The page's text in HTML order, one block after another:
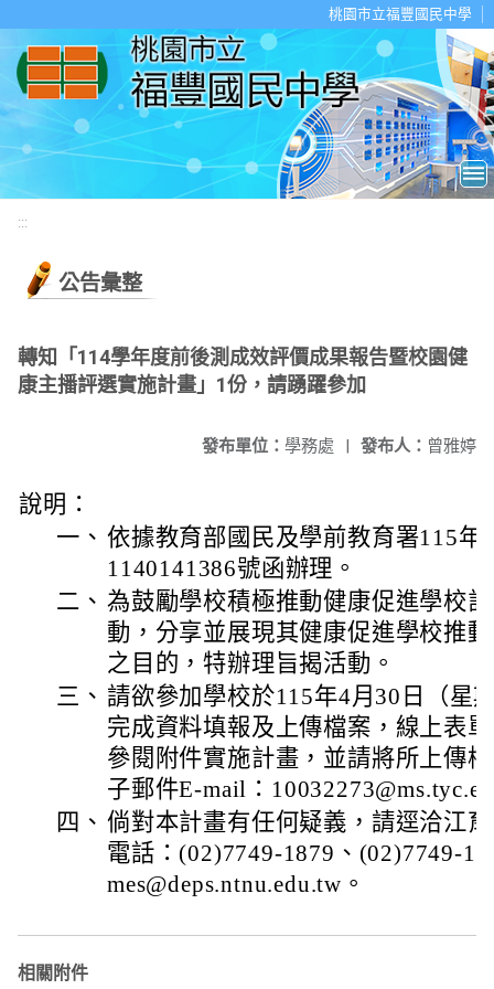
桃園市立福豐國民中學
:::
公告彙整
轉知「114學年度前後測成效評價成果報告暨校園健
康主播評選實施計畫」1份，請踴躍參加
發布人： 曾雅婷
發布單位： 學務處 |
說明：
一、 依據教育部國民及學前教育署115年
1140141386號函辦理。
二、 為鼓勵學校積極推動健康促進學校
動，分享並展現其健康促進學校推
之目的，特辦理旨揭活動。
三、 請欲參加學校於115年4月30日（星
完成資料填報及上傳檔案，線上表
參閱附件實施計畫，並請將所上傳
子郵件E-mail：
四、 倘對本計畫有任何疑義，請逕洽江
電話：(02)7749-1879、(02)7749-
mes@deps.ntnu.edu.tw。
相關附件